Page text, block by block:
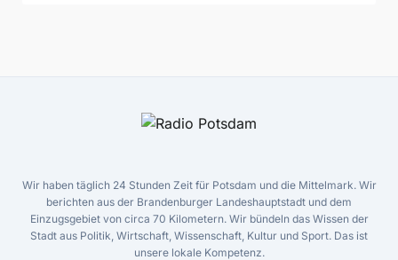
Wir haben täglich 24 Stunden Zeit für Potsdam und die Mittelmark. Wir
berichten aus der Brandenburger Landeshauptstadt und dem
Einzugsgebiet von circa 70 Kilometern. Wir bündeln das Wissen der
Stadt aus Politik, Wirtschaft, Wissenschaft, Kultur und Sport. Das ist
unsere lokale Kompetenz.